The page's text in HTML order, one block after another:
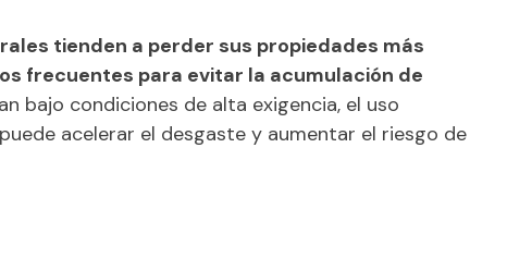
tienden a perder sus propiedades más
frecuentes para evitar la acumulación de
bajo condiciones de alta exigencia, el uso
acelerar el desgaste y aumentar el riesgo de